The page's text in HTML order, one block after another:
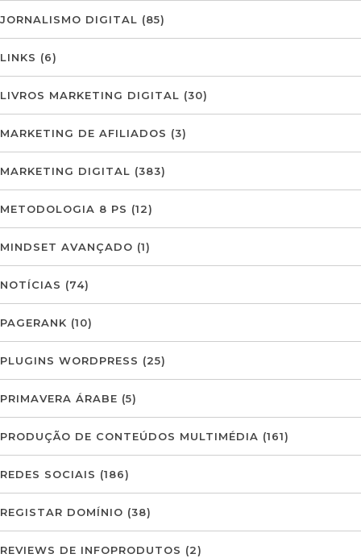
JORNALISMO DIGITAL (85)
LINKS (6)
LIVROS MARKETING DIGITAL (30)
MARKETING DE AFILIADOS (3)
MARKETING DIGITAL (383)
METODOLOGIA 8 PS (12)
MINDSET AVANÇADO (1)
NOTÍCIAS (74)
PAGERANK (10)
PLUGINS WORDPRESS (25)
PRIMAVERA ÁRABE (5)
PRODUÇÃO DE CONTEÚDOS MULTIMÉDIA (161)
REDES SOCIAIS (186)
REGISTAR DOMÍNIO (38)
REVIEWS DE INFOPRODUTOS (2)